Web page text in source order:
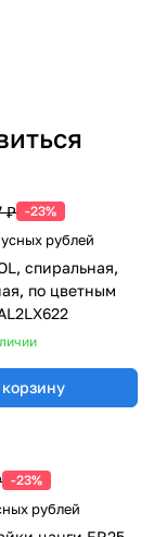
₽ -23%
рублей
спиральная,
по цветным
-23%
рублей